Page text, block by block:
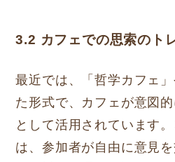
3.2 カフェでの思索のト
最近では、「哲学カフェ
た形式で、カフェが意図
として活用されています
は、参加者が自由に意見